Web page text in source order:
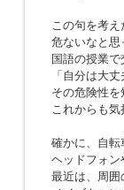
この句を考
危ないなと思
国語の授業で
「自分は大
その危険性
これからも
確かに、自転
ヘッドフォン
最近は、周囲